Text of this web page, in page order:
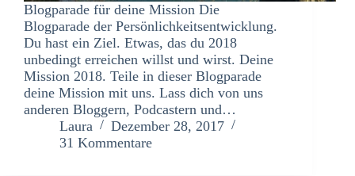
Blogparade für deine Mission Die
Blogparade der Persönlichkeitsentwicklung.
Du hast ein Ziel. Etwas, das du 2018
unbedingt erreichen willst und wirst. Deine
Mission 2018. Teile in dieser Blogparade
deine Mission mit uns. Lass dich von uns
anderen Bloggern, Podcastern und…
Laura
Dezember 28, 2017
31 Kommentare